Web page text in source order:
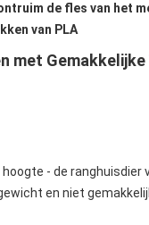
de fles van het
van PLA
met
- de
en niet